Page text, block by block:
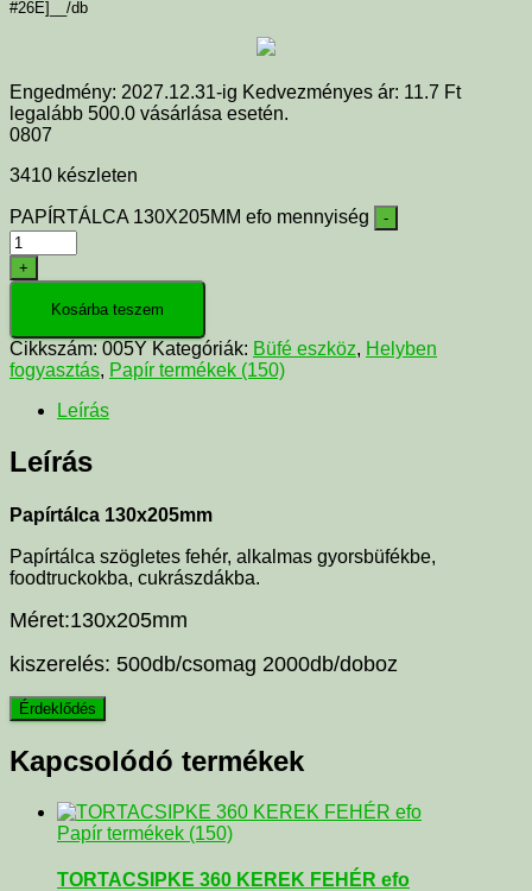
#26E]__/db
Engedmény: 2027.12.31-ig Kedvezményes ár: 11.7 Ft
legalább 500.0 vásárlása esetén.
0807
3410 készleten
PAPÍRTÁLCA 130X205MM efo mennyiség -
+
Kosárba teszem
Cikkszám: 005Y Kategóriák: Büfé eszköz, Helyben
fogyasztás, Papír termékek (150)
Leírás
Leírás
Papírtálca 130x205mm
Papírtálca szögletes fehér, alkalmas gyorsbüfékbe,
foodtruckokba, cukrászdákba.
Méret:130x205mm
kiszerelés: 500db/csomag 2000db/doboz
Kapcsolódó termékek
Papír termékek (150)
TORTACSIPKE 360 KEREK FEHÉR efo